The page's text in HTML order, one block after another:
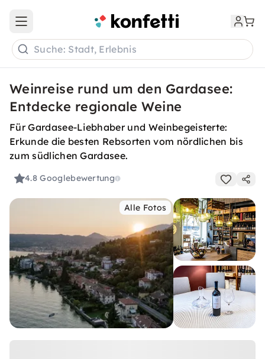
Open main menu
Suche: Stadt, Erlebnis
Weinreise rund um den Gardasee:
Entdecke regionale Weine
Für Gardasee-Liebhaber und Weinbegeisterte:
Erkunde die besten Rebsorten vom nördlichen bis
zum südlichen Gardasee.
4.8Googlebewertung
Alle Fotos